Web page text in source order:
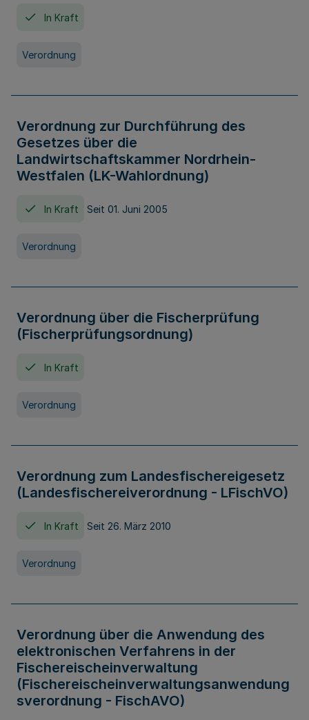
In Kraft
Verordnung
Verordnung zur Durchführung des
Gesetzes über die
Landwirtschaftskammer Nordrhein-
Westfalen (LK-Wahlordnung)
In Kraft Seit 01. Juni 2005
Verordnung
Verordnung über die Fischerprüfung
(Fischerprüfungsordnung)
In Kraft
Verordnung
Verordnung zum Landesfischereigesetz
(Landesfischereiverordnung - LFischVO)
In Kraft Seit 26. März 2010
Verordnung
Verordnung über die Anwendung des
elektronischen Verfahrens in der
Fischereischeinverwaltung
(Fischereischeinverwaltungsanwendung
sverordnung - FischAVO)